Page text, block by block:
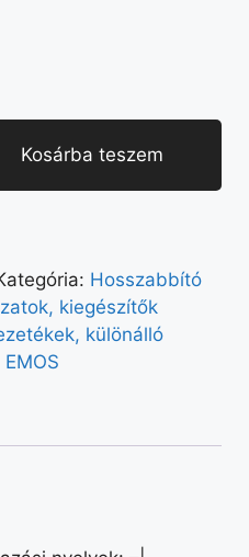
Kosárba teszem
Hosszabbító
kiegészítők
különálló
EMOS